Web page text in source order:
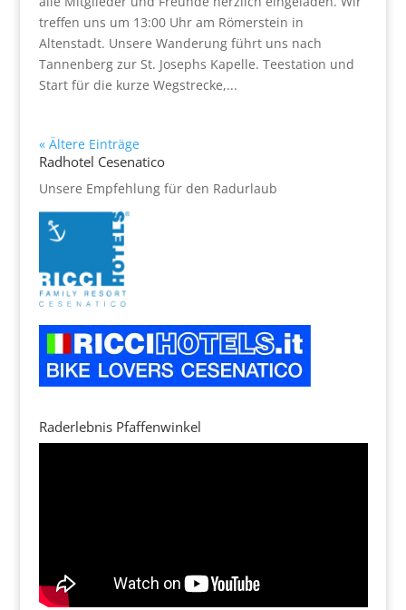
treffen uns um 13:00 Uhr am Römerstein in
Altenstadt. Unsere Wanderung führt uns nach
Tannenberg zur St. Josephs Kapelle. Teestation und
Start für die kurze Wegstrecke,...
« Ältere Einträge
Radhotel Cesenatico
Unsere Empfehlung für den Radurlaub
Raderlebnis Pfaffenwinkel